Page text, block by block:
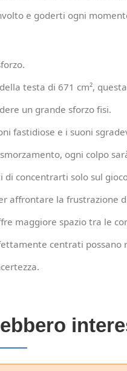
e goderti ogni
testa di 671 cm²,
un grande sforzo fisi.
fastidiose e i suoni
ogni colpo
concentrarti solo sul
affrontare la frustrazione
maggiore spazio tra le
centrati possano